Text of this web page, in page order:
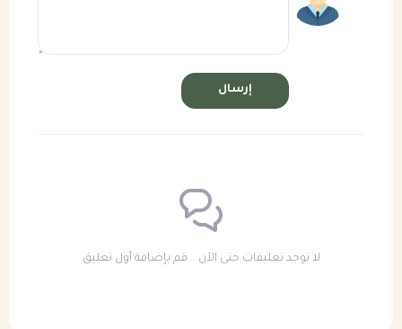
إرسال
لا توجد تعليقات حتى الآن .. قم بإضافة أول تعليق